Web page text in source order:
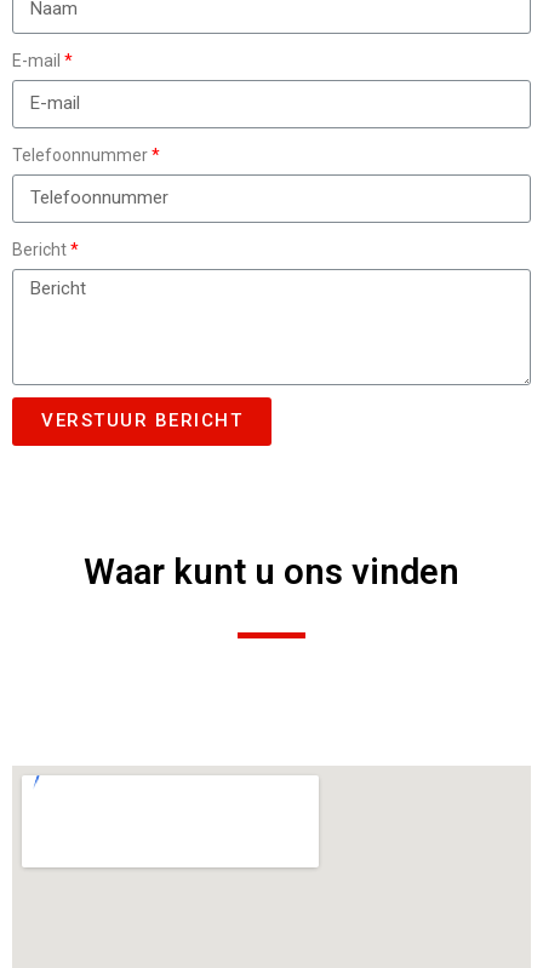
E-mail
Telefoonnummer
Bericht
VERSTUUR BERICHT
Waar kunt u ons vinden